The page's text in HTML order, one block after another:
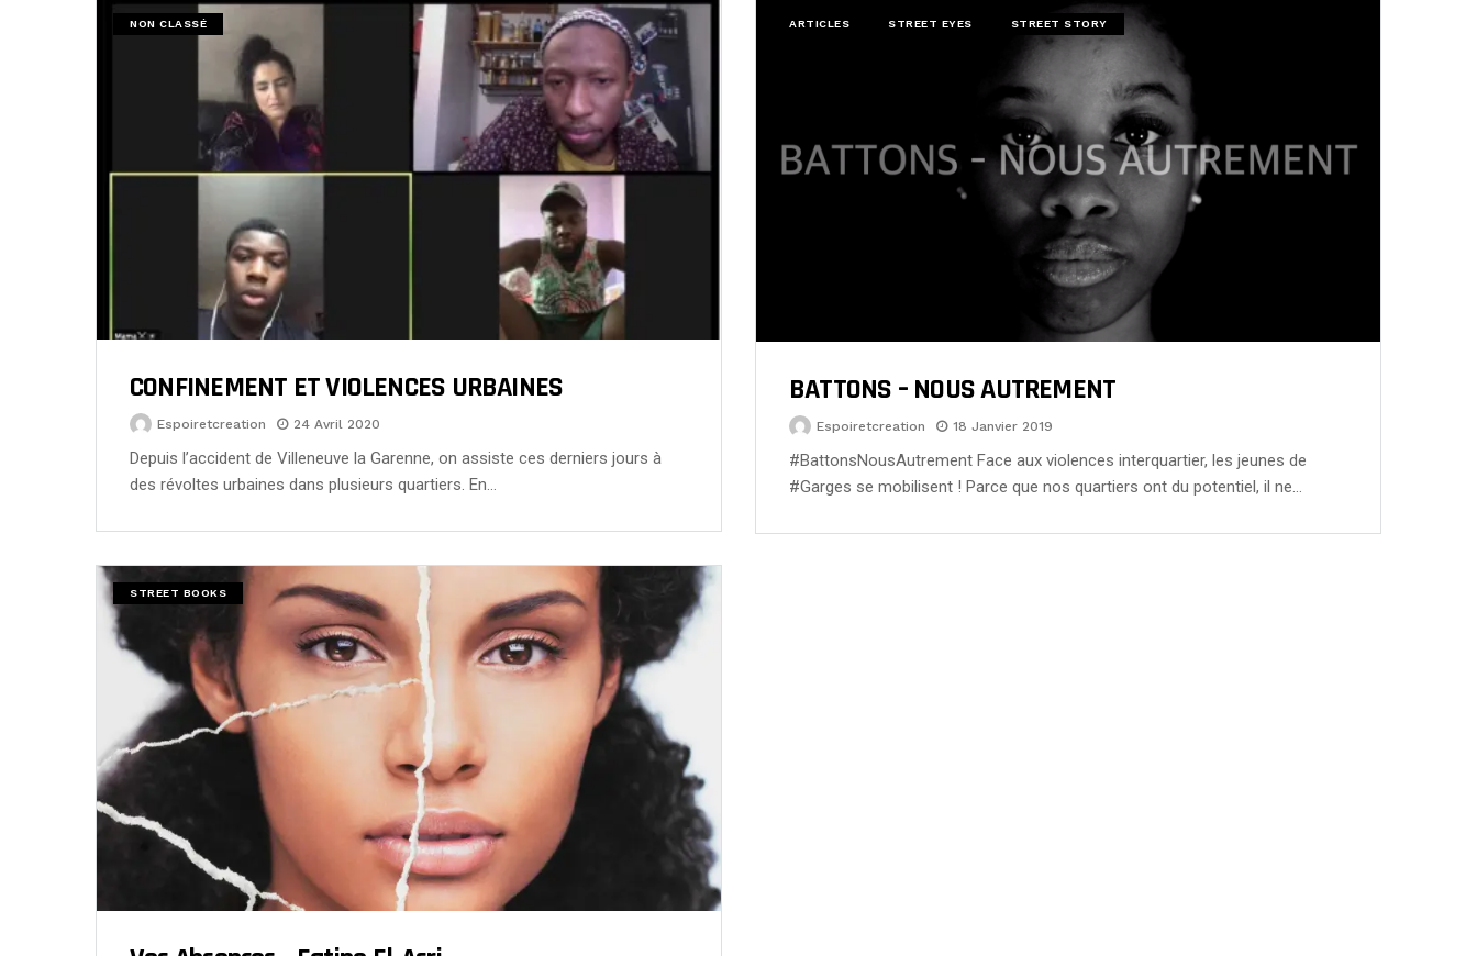
NON CLASSÉ
CONFINEMENT ET VIOLENCES URBAINES
Espoiretcreation 24 Avril 2020
Depuis l’accident de Villeneuve la Garenne, on assiste ces derniers jours à
des révoltes urbaines dans plusieurs quartiers. En…
ARTICLES STREET EYES STREET STORY
BATTONS – NOUS AUTREMENT
Espoiretcreation 18 Janvier 2019
#BattonsNousAutrement Face aux violences interquartier, les jeunes de
#Garges se mobilisent ! Parce que nos quartiers ont du potentiel, il ne…
STREET BOOKS